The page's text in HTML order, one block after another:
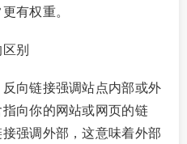
有权重。
别
向链接强调站点内部或外
向你的网站或网页的链
强调外部，这意味着外部